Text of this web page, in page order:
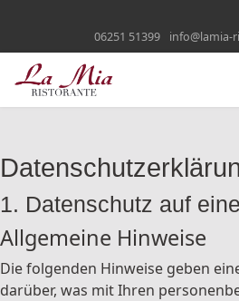
06251 51399 info@lamia-
1. Datenschutz auf
Allgemeine Hinweise
Die folgenden Hinweise geben
darüber, was mit Ihren